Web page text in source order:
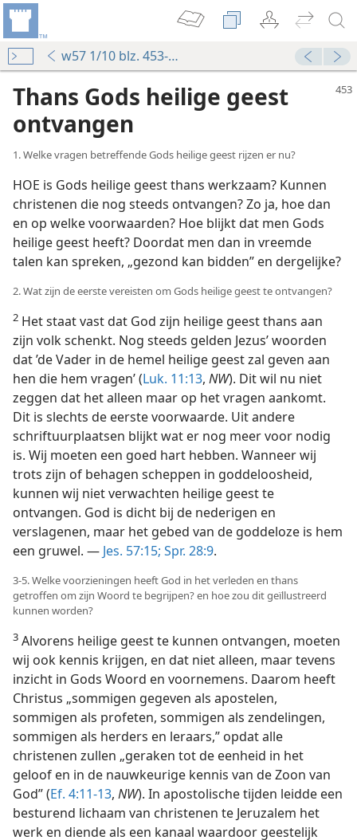
w57 1/10 blz. 453-457
Thans Gods heilige geest
ontvangen
1. Welke vragen betreffende Gods heilige geest rijzen er nu?
HOE is Gods heilige geest thans werkzaam? Kunnen
christenen die nog steeds ontvangen? Zo ja, hoe dan
en op welke voorwaarden? Hoe blijkt dat men Gods
heilige geest heeft? Doordat men dan in vreemde
talen kan spreken, „gezond kan bidden” en dergelijke?
2. Wat zijn de eerste vereisten om Gods heilige geest te ontvangen?
2 Het staat vast dat God zijn heilige geest thans aan
zijn volk schenkt. Nog steeds gelden Jezus’ woorden
dat ’de Vader in de hemel heilige geest zal geven aan
hen die hem vragen’ (Luk. 11:13, NW). Dit wil nu niet
zeggen dat het alleen maar op het vragen aankomt.
Dit is slechts de eerste voorwaarde. Uit andere
schriftuurplaatsen blijkt wat er nog meer voor nodig
is. Wij moeten een goed hart hebben. Wanneer wij
trots zijn of behagen scheppen in goddeloosheid,
kunnen wij niet verwachten heilige geest te
ontvangen. God is dicht bij de nederigen en
verslagenen, maar het gebed van de goddeloze is hem
een gruwel. — Jes. 57:15; Spr. 28:9.
3-5. Welke voorzieningen heeft God in het verleden en thans
getroffen om zijn Woord te begrijpen? en hoe zou dit geïllustreerd
kunnen worden?
3 Alvorens heilige geest te kunnen ontvangen, moeten
wij ook kennis krijgen, en dat niet alleen, maar tevens
inzicht in Gods Woord en voornemens. Daarom heeft
Christus „sommigen gegeven als apostelen,
sommigen als profeten, sommigen als zendelingen,
sommigen als herders en leraars,” opdat alle
christenen zullen „geraken tot de eenheid in het
geloof en in de nauwkeurige kennis van de Zoon van
God” (Ef. 4:11-13, NW). In apostolische tijden leidde een
besturend lichaam van christenen te Jeruzalem het
werk en diende als een kanaal waardoor geestelijk